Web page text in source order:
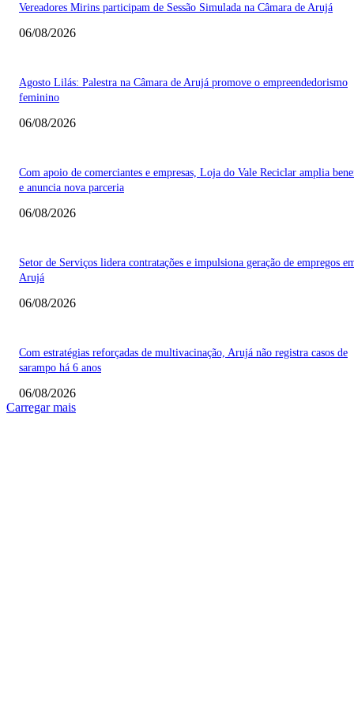
Vereadores Mirins participam de Sessão Simulada na Câmara de Arujá
06/08/2026
Agosto Lilás: Palestra na Câmara de Arujá promove o empreendedorismo
feminino
06/08/2026
Com apoio de comerciantes e empresas, Loja do Vale Reciclar amplia
e anuncia nova parceria
06/08/2026
Setor de Serviços lidera contratações e impulsiona geração de empregos
Arujá
06/08/2026
Com estratégias reforçadas de multivacinação, Arujá não registra casos de
sarampo há 6 anos
06/08/2026
Carregar mais